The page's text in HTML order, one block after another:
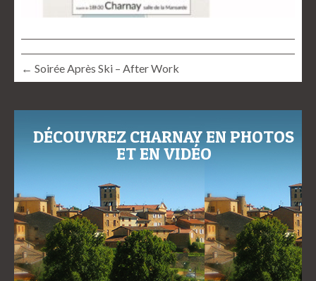
← Soirée Après Ski – After Work
DÉCOUVREZ CHARNAY EN PHOTOS
ET EN VIDÉO